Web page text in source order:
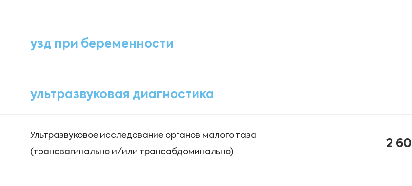
узд при беременности
ультразвуковая диагностика
Ультразвуковое исследование органов малого таза
(трансвагинально и/или трансабдоминально)
2